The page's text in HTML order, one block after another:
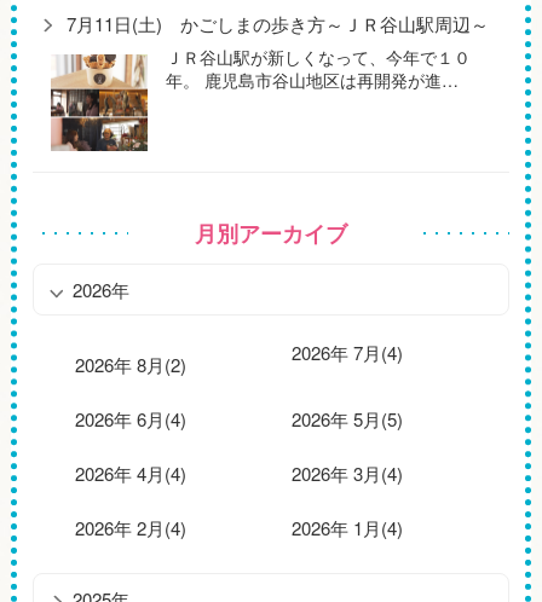
7月11日(土) かごしまの歩き方～ＪＲ谷山駅周辺～
ＪＲ谷山駅が新しくなって、今年で１０
年。 鹿児島市谷山地区は再開発が進…
月別アーカイブ
2026年
2026年 8月(2) 2026年 7月(4)
2026年 6月(4) 2026年 5月(5)
2026年 4月(4) 2026年 3月(4)
2026年 2月(4) 2026年 1月(4)